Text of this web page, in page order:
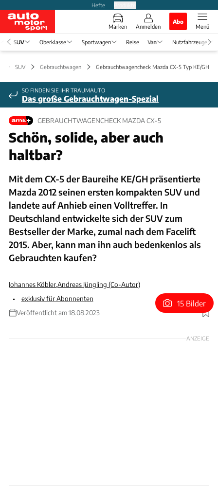
Hefte
Marken Anmelden
Abo
Menü
SUV Oberklasse Sportwagen Reise Van Nutzfahrzeuge
SUV Gebrauchtwagen Gebrauchtwagencheck Mazda CX-5 Typ KE/GH
SO FINDEN SIE IHR TRAUMAUTO
Das große Gebrauchtwagen-Spezial
GEBRAUCHTWAGENCHECK MAZDA CX-5
Schön, solide, aber auch
haltbar?
Mit dem CX-5 der Baureihe KE/GH präsentierte
Mazda 2012 seinen ersten kompakten SUV und
landete auf Anhieb einen Volltreffer. In
Deutschland entwickelte sich der SUV zum
Bestseller der Marke, zumal nach dem Facelift
2015. Aber, kann man ihn auch bedenkenlos als
Gebrauchten kaufen?
Johannes Köbler,Andreas Jüngling (Co-Autor)
exklusiv für Abonnenten
Veröffentlicht am 18.08.2023
Foto: Dino Eisele
15 Bilder
ANZEIGE